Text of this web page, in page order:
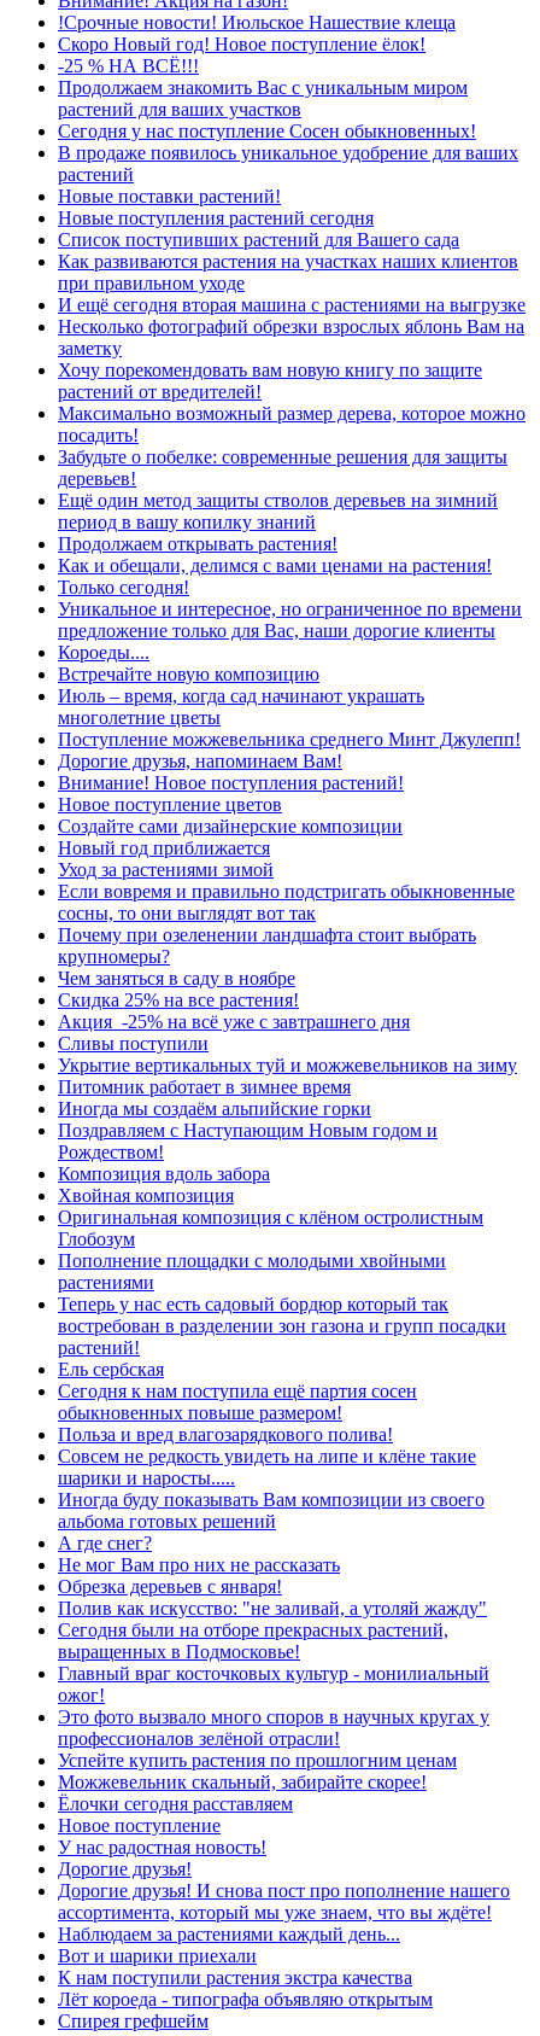
!Срочные новости! Июльское Нашествие клеща
Скоро Новый год! Новое поступление ёлок!
-25 % НА ВСЁ!!!
Продолжаем знакомить Вас с уникальным миром
растений для ваших участков
Сегодня у нас поступление Сосен обыкновенных!
В продаже появилось уникальное удобрение для ваших
растений
Новые поставки растений!
Новые поступления растений сегодня
Список поступивших растений для Вашего сада
Как развиваются растения на участках наших клиентов
при правильном уходе
И ещё сегодня вторая машина с растениями на выгрузке
Несколько фотографий обрезки взрослых яблонь Вам на
заметку
Хочу порекомендовать вам новую книгу по защите
растений от вредителей!
Максимально возможный размер дерева, которое можно
посадить!
Забудьте о побелке: современные решения для защиты
деревьев!
Ещё один метод защиты стволов деревьев на зимний
период в вашу копилку знаний
Продолжаем открывать растения!
Как и обещали, делимся с вами ценами на растения!
Только сегодня!
Уникальное и интересное, но ограниченное по времени
предложение только для Вас, наши дорогие клиенты
Короеды....
Встречайте новую композицию
Июль – время, когда сад начинают украшать
многолетние цветы
Поступление можжевельника среднего Минт Джулепп!
Дорогие друзья, напоминаем Вам!
Внимание! Новое поступления растений!
Новое поступление цветов
Создайте сами дизайнерские композиции
Новый год приближается
Уход за растениями зимой
Если вовремя и правильно подстригать обыкновенные
сосны, то они выглядят вот так
Почему при озеленении ландшафта стоит выбрать
крупномеры?
Чем заняться в саду в ноябре
Скидка 25% на все растения!
Акция -25% на всё уже с завтрашнего дня
Сливы поступили
Укрытие вертикальных туй и можжевельников на зиму
Питомник работает в зимнее время
Иногда мы создаём альпийские горки
Поздравляем с Наступающим Новым годом и
Рождеством!
Композиция вдоль забора
Хвойная композиция
Оригинальная композиция с клёном остролистным
Глобозум
Пополнение площадки с молодыми хвойными
растениями
Теперь у нас есть садовый бордюр который так
востребован в разделении зон газона и групп посадки
растений!
Ель сербская
Сегодня к нам поступила ещё партия сосен
обыкновенных повыше размером!
Польза и вред влагозарядкового полива!
Совсем не редкость увидеть на липе и клёне такие
шарики и наросты.....
Иногда буду показывать Вам композиции из своего
альбома готовых решений
А где снег?
Не мог Вам про них не рассказать
Обрезка деревьев с января!
Полив как искусство: "не заливай, а утоляй жажду"
Сегодня были на отборе прекрасных растений,
выращенных в Подмосковье!
Главный враг косточковых культур - монилиальный
ожог!
Это фото вызвало много споров в научных кругах у
профессионалов зелёной отрасли!
Успейте купить растения по прошлогним ценам
Можжевельник скальный, забирайте скорее!
Ёлочки сегодня расставляем
Новое поступление
У нас радостная новость!
Дорогие друзья!
Дорогие друзья! И снова пост про пополнение нашего
ассортимента, который мы уже знаем, что вы ждёте!
Наблюдаем за растениями каждый день...
Вот и шарики приехали
К нам поступили растения экстра качества
Лёт короеда - типографа объявляю открытым
Спирея грефшейм